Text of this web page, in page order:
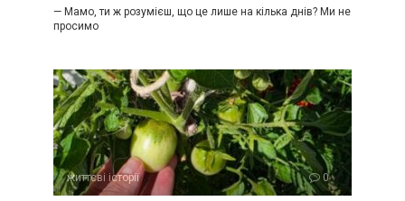
— Мамо, ти ж розумієш, що це лише на кілька днів? Ми не
просимо
життєві історії 0